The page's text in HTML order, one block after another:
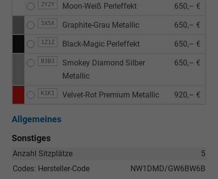
2Y2Y Moon-Weiß Perleffekt 650,– €
5X5X Graphite-Grau Metallic 650,– €
1Z1Z Black-Magic Perleffekt 650,– €
B3B3
Smokey Diamond Silber
Metallic
650,– €
K1K1 Velvet-Rot Premium Metallic 920,– €
Allgemeines
Sonstiges
5
Anzahl Sitzplätze
NW1DMD/GW6BW6B
Codes: Hersteller-Code